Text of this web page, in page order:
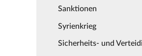
Sanktionen
Syrienkrieg
Sicherheits- und